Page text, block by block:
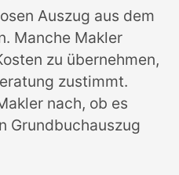
Auszug aus dem
Manche Makler
zu übernehmen,
zustimmt.
nach, ob es
Grundbuchauszug